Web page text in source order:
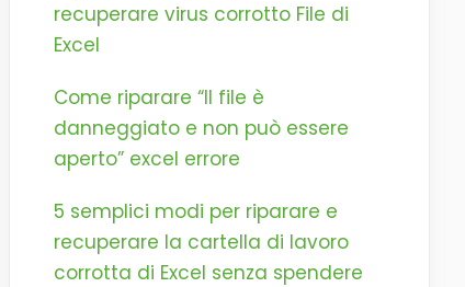
recuperare virus corrotto File di
Excel
Come riparare “Il file è
danneggiato e non può essere
aperto” excel errore
5 semplici modi per riparare e
recuperare la cartella di lavoro
corrotta di Excel senza spendere